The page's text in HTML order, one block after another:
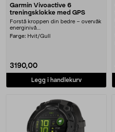
Garmin Vivoactive 6
treningsklokke med GPS
Forstå kroppen din bedre – overvåk
energinivå....
Farge: Hvit/Gull
3190,00
Legg i handlekurv